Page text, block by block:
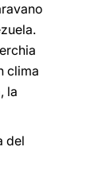
clima
la
del